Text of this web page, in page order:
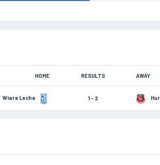
HOME RESULTS AWAY
Wiara Lecha 1 - 2